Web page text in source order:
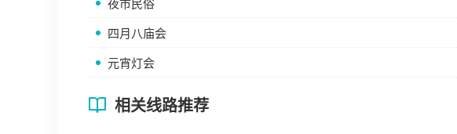
夜市民俗
四月八庙会
元宵灯会
相关线路推荐